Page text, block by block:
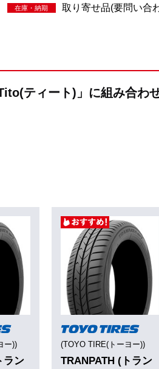
在庫・納期 取り寄せ品(要問い合
ティート)」に組み合わ
ー))
ラン
(TOYO TIRE(トーヨー))
TRANPATH (トラン